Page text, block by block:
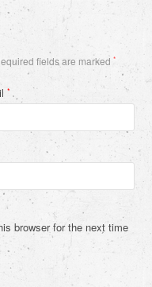
fields are marked*
*
browser for the next time